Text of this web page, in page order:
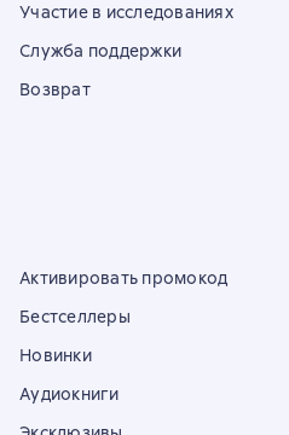
Участие в исследованиях
Служба поддержки
Возврат
Активировать промокод
Бестселлеры
Новинки
Аудиокниги